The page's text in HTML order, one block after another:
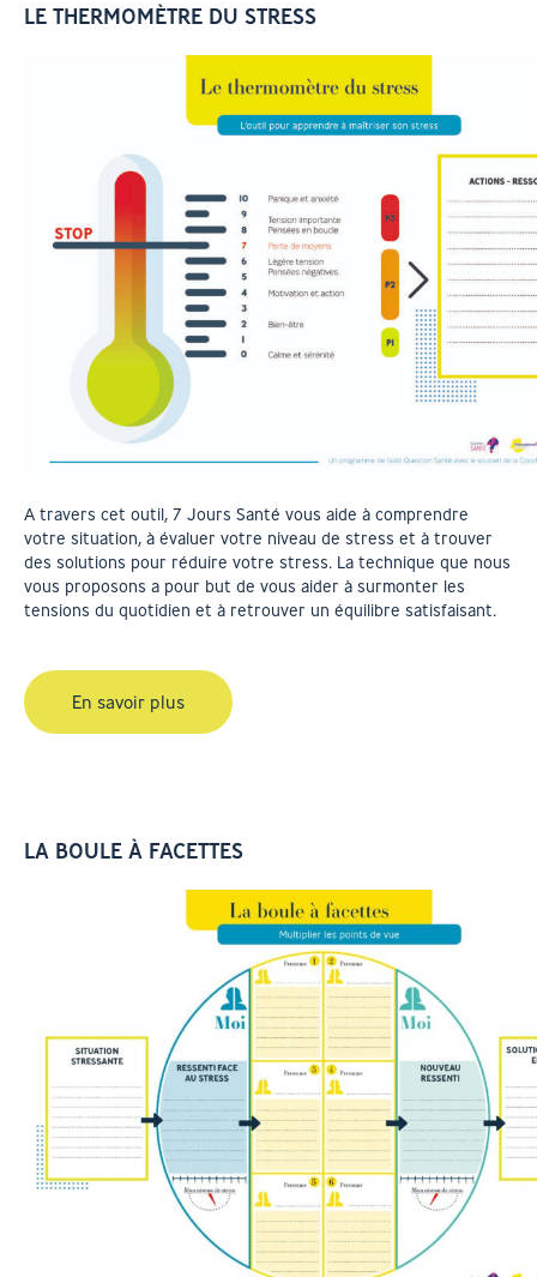
LE THERMOMÈTRE DU STRESS
A travers cet outil, 7 Jours Santé vous aide à comprendre
votre situation, à évaluer votre niveau de stress et à trouver
des solutions pour réduire votre stress. La technique que nous
vous proposons a pour but de vous aider à surmonter les
tensions du quotidien et à retrouver un équilibre satisfaisant.
En savoir plus
LA BOULE À FACETTES